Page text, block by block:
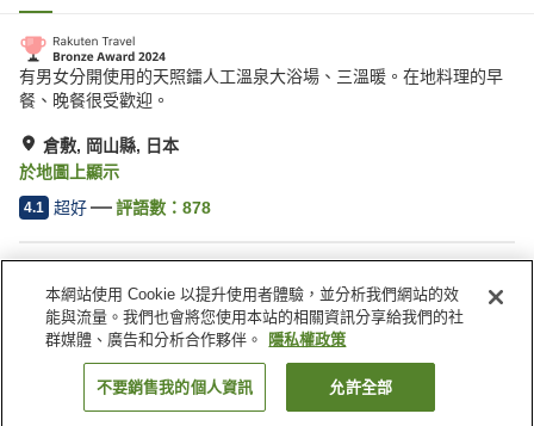
有男女分開使用的天照鐳人工溫泉大浴場、三溫暖。在地料理的早
餐、晚餐很受歡迎。
倉敷, 岡山縣, 日本
於地圖上顯示
4.1 超好 評語數： 878
三溫暖
Spa／美容沙龍
餐廳
休息室
日本 岡山縣 倉敷 倉敷百夫長飯店與 Spa
找客房
本網站使用 Cookie 以提升使用者體驗，並分析我們網站的效
能與流量。我們也會將您使用本站的相關資訊分享給我們的社
群媒體、廣告和分析合作夥伴。
隱私權政策
不要銷售我的個人資訊 允許全部